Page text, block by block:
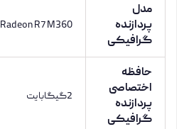
مدل
پردازنده
گرافیکی
Radeon R7 M360
حافظه
اختصاصی
پردازنده
گرافیکی
2گیگابایت